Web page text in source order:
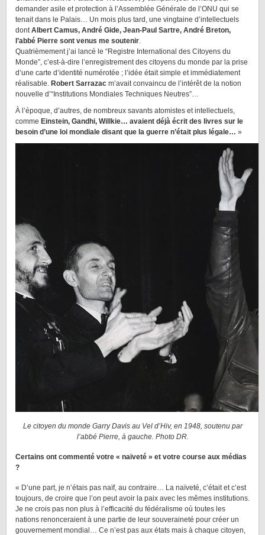
demander asile et protection à l’Assemblée Générale de l’ONU qui se
tenait dans le Palais… Un mois plus tard, une vingtaine d’intellectuels
dontAlbert Camus, André Gide, Jean-Paul Sartre, André Breton,
l’abbé Pierre sont venus me soutenir.
Quatrièmement j’ai lancé le “Registre International des Citoyens du
Monde”, c’est-à-dire l’enregistrement des citoyens du monde par la prise
d’une carte d’identité numérotée ; l’idée était simple et immédiatement
réalisable. Robert Sarrazac m’avait convaincu de l’intérêt de la notion
nouvelle d’“Institutions Mondiales Techniques Neutres”…
À l’époque, d’autres, de nombreux savants atomistes et intellectuels,
comme Einstein, Gandhi, Willkie… avaient déjà écrit des livres sur le
besoin d’une loi mondiale disant que la guerre n’était plus légale… »
Le citoyen du monde Garry Davis au Vel d’Hiv, en 1948, soutenu par
l’abbé Pierre, à gauche. Photo DR.
Certains ont commenté votre « naïveté » et votre course aux médias
?
« D’une part, je n’étais pas naïf, au contraire… La naïveté, c’était et c’est
toujours, de croire que l’on peut avoir la paix avec les mêmes institutions.
Je ne crois pas non plus à l’efficacité du fédéralisme où toutes les
nations renonceraient à une partie de leur souveraineté pour créer un
gouvernement mondial… Ce n’est pas aux états mais à chaque citoyen,